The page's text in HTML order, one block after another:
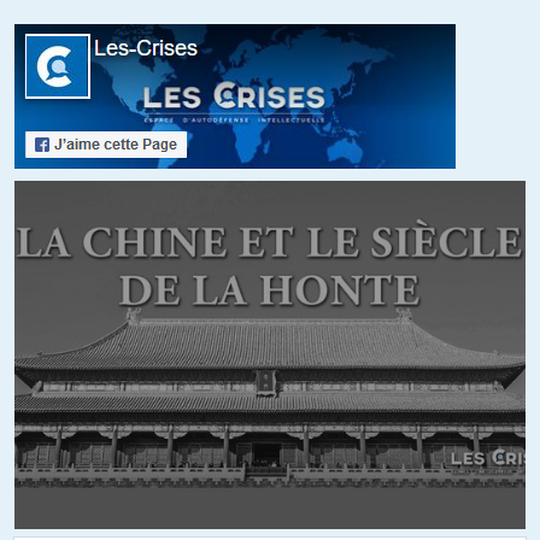
Trump ne veut plus la course aux armement ? Je vois pas mal de
sites américains qui ne disent pas ça, au contraire, et je n’ai pas
spécialement analysé le sujet mais il ne me semble pas que les
budgets US se tournent vers l’éducation et la santé au détriment
du militaire ! On ne doit pas avoir les mêmes sources, ou j’ai raté
un épisode ce qui est possible mais j’ai un très gros doute…
+4
Ben//21.03.2018 à 10h37
Je ne pense pas que l’on soit sorti de la phase de déni. Celle ci
prend la forme d’un silence meprisant Je suis certain que les
médias fourbissent continuellement de nouvelles armes contre la
Russie. Pour l’instant, face à l’évidence, il y a une tactique de repli.
Ça ne durera pas.
+22 ALERTER